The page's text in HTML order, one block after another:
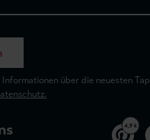
über die neuesten
4,9 k